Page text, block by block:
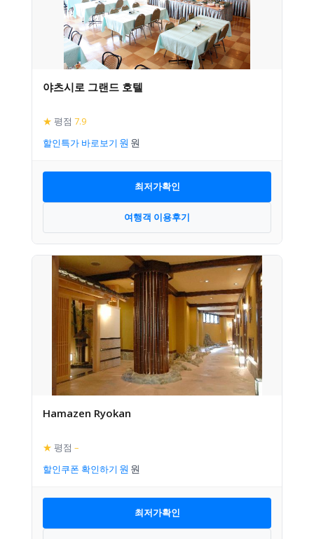
야츠시로 그랜드 호텔
★ 평점 7.9
할인특가 바로보기
최저가확인
여행객 이용후기
Hamazen Ryokan
★ 평점 –
할인쿠폰 확인하기
최저가확인